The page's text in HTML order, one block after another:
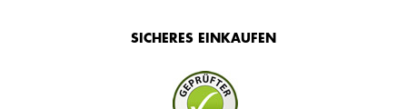
SICHERES EINKAUFEN